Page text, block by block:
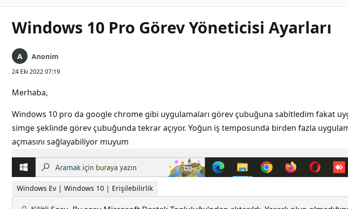
Windows 10 Pro Görev Yöneticisi Ayarları
Anonim
24 Eki 2022 07:19
Merhaba,
Windows 10 pro da google chrome gibi uygulamaları görev çubuğuna sabitledim fakat
simge şeklinde görev çubuğunda tekrar açıyor. Yoğun iş temposunda birden fazla
açmasını sağlayabiliyor muyum
Windows Ev | Windows 10 | Erişilebilirlik